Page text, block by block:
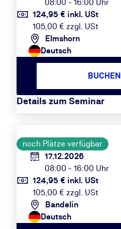
08:00 - 16:00 Uhr
124,95 € inkl. USt
105,00 € zzgl. USt
Elmshorn
Deutsch
Details zum Seminar
BUCHEN
noch Plätze verfügbar
17.12.2026
08:00 - 16:00 Uhr
124,95 € inkl. USt
105,00 € zzgl. USt
Bandelin
Deutsch